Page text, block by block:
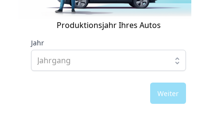
Produktionsjahr Ihres Autos
Jahr
Weiter